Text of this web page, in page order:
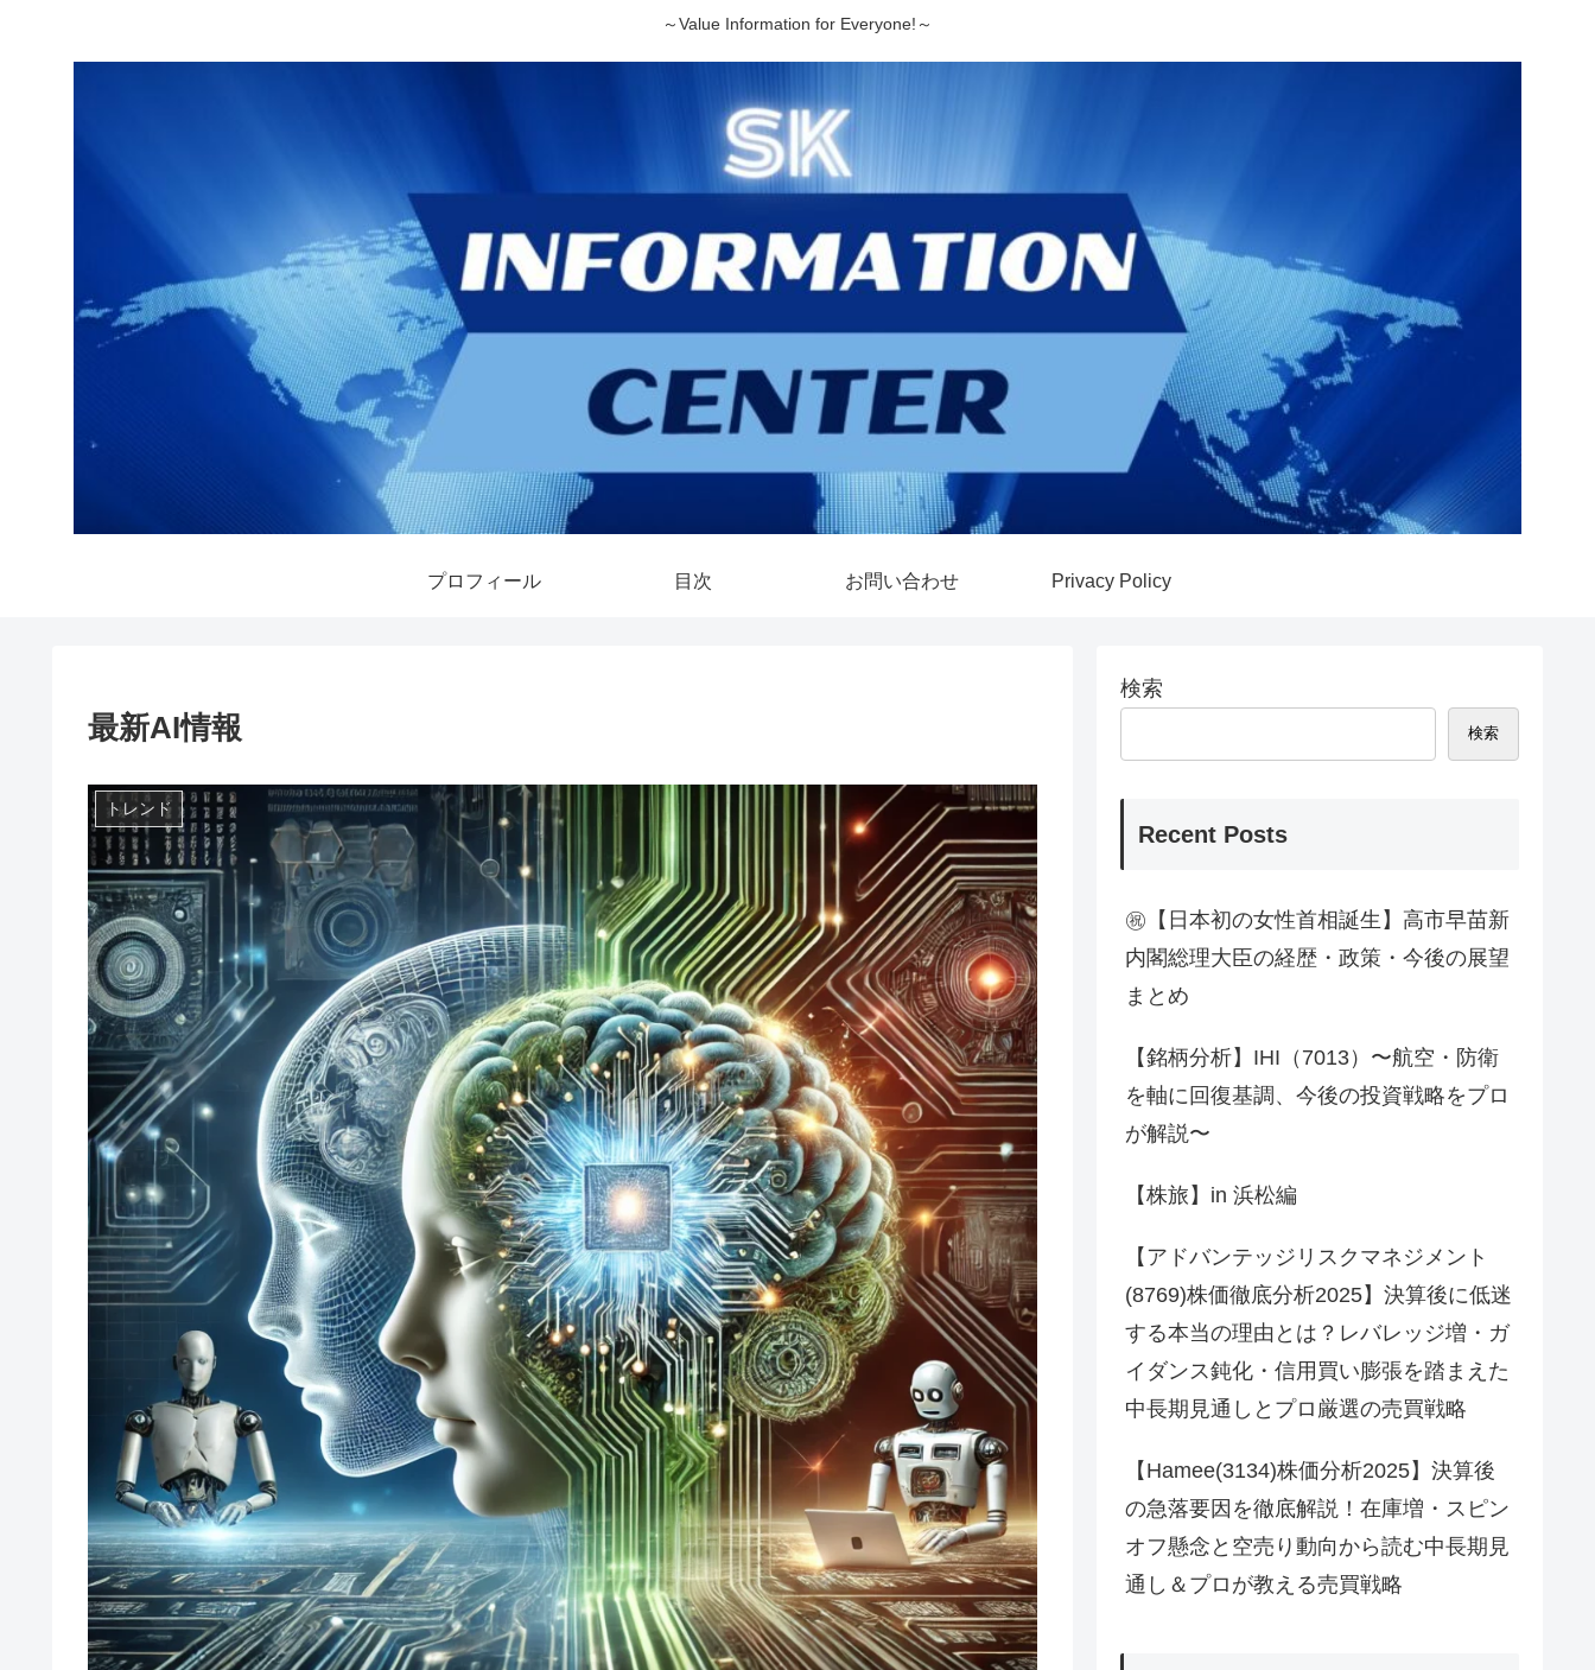
～Value Information for Everyone!～
プロフィール 目次 お問い合わせ Privacy Policy
最新AI情報
トレンド
検索
検索
Recent Posts
㊗【日本初の女性首相誕生】高市早苗新
内閣総理大臣の経歴・政策・今後の展望
まとめ
【銘柄分析】IHI（7013）〜航空・防衛
を軸に回復基調、今後の投資戦略をプロ
が解説〜
【株旅】in 浜松編
【アドバンテッジリスクマネジメント
(8769)株価徹底分析2025】決算後に低迷
する本当の理由とは？レバレッジ増・ガ
イダンス鈍化・信用買い膨張を踏まえた
中長期見通しとプロ厳選の売買戦略
【Hamee(3134)株価分析2025】決算後
の急落要因を徹底解説！在庫増・スピン
オフ懸念と空売り動向から読む中長期見
通し＆プロが教える売買戦略